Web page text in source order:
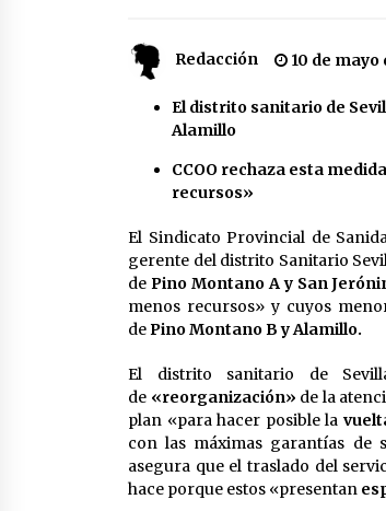
¿Un «insulto» al
batas de cola en la
Todos los cortes
26 de abril de
Redacción 10 de mayo
El distrito sanitario de
Alamillo
CCOO rechaza esta
recursos»
El Sindicato Provincial de
gerente del distrito Sanitario
de Pino Montano A y San
menos recursos» y cuyos
de Pino Montano B y Alamillo.
El distrito sanitario de
de «reorganización» de la
plan «para hacer posible la
con las máximas garantías de
asegura que el traslado del
hace porque estos «presentan